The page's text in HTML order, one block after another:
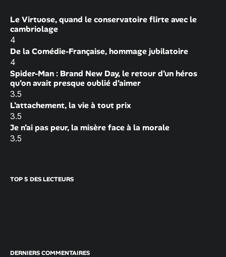
Le Virtuose, quand le conservatoire flirte avec le
cambriolage
4
De la Comédie-Française, hommage jubilatoire
4
Spider-Man : Brand New Day, le retour d’un héros
qu’on avait presque oublié d’aimer
3.5
L’attachement, la vie à tout prix
3.5
Je n’ai pas peur, la misère face à la morale
3.5
TOP 5 DES LECTEURS
DERNIERS COMMENTAIRES